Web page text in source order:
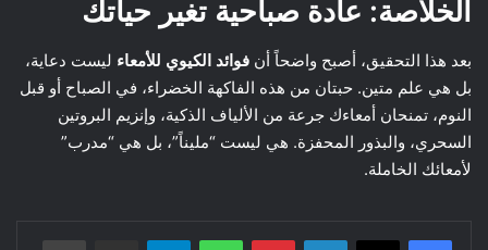
الخلاصة: عادة صباحية تغير حياتك
بعد هذا التحقيق، أصبح واضحاً أن فوائد الكيوي للأمعاء ليست دعاية،
بل هي علم متين. حبتان من هذه الفاكهة الخضراء، في الصباح أو قبل
النوم، تمنحان أمعاءك جرعة من الألياف الذكية، وإنزيم البروتين
السحري، والبذور المحفزة. هي ليست “مليناً”، بل هي “مدرب”
لأمعائك الخاملة.
لينكدإن بينتيريست واتساب